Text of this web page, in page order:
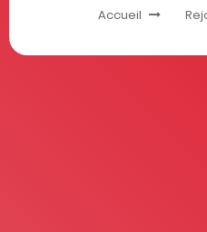
Accueil